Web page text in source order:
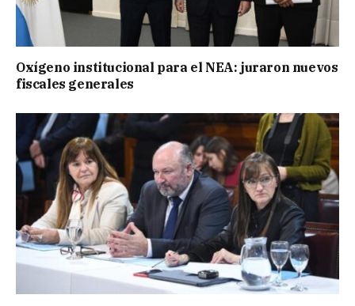
Oxígeno institucional para el NEA: juraron nuevos
fiscales generales